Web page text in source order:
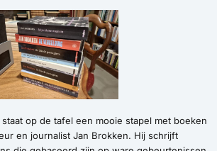
op de tafel een mooie stapel met boeken
en journalist Jan Brokken. Hij schrijft